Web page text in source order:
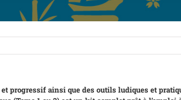
progressif ainsi que des outils ludiques et